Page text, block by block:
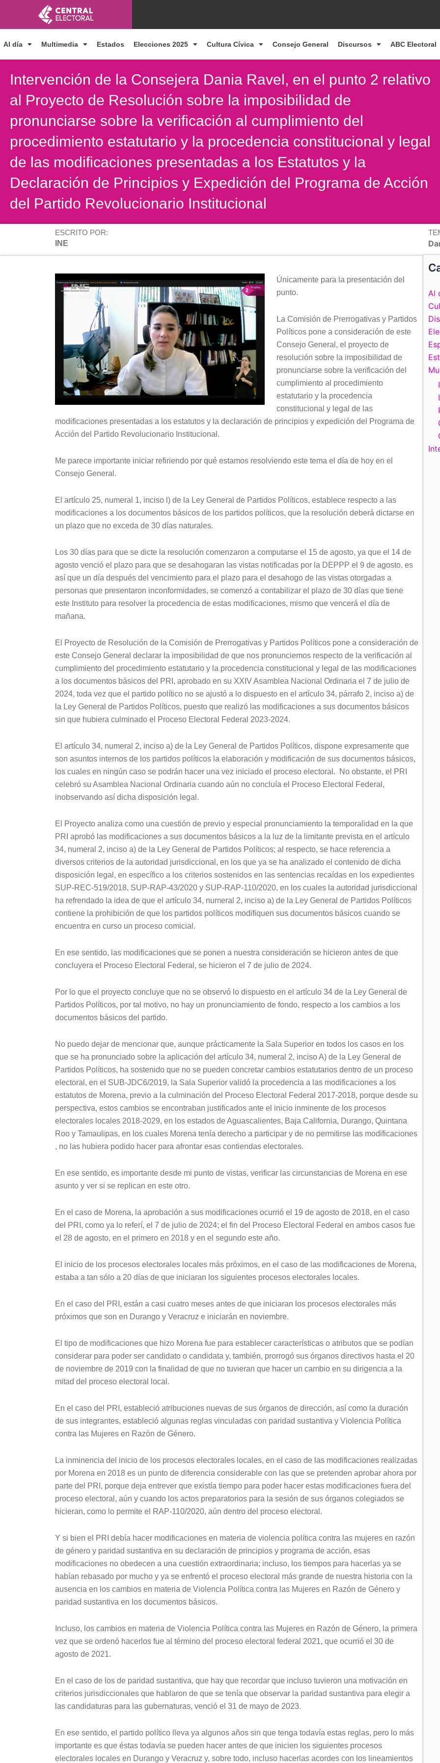
contenido
Al día Multimedia Estados Elecciones 2025 Cultura Cívica Consejo General Discursos ABC Electoral
Intervención de la Consejera Dania Ravel, en el punto 2 relativo
al Proyecto de Resolución sobre la imposibilidad de
pronunciarse sobre la verificación al cumplimiento del
procedimiento estatutario y la procedencia constitucional y legal
de las modificaciones presentadas a los Estatutos y la
Declaración de Principios y Expedición del Programa de Acción
del Partido Revolucionario Institucional
ESCRITO POR:
INE
Únicamente para la presentación del
punto.
La Comisión de Prerrogativas y Partidos
Políticos pone a consideración de este
Consejo General, el proyecto de
resolución sobre la imposibilidad de
pronunciarse sobre la verificación del
cumplimiento al procedimiento
estatutario y la procedencia
constitucional y legal de las
modificaciones presentadas a los estatutos y la declaración de principios y expedición del Programa de
Acción del Partido Revolucionario Institucional.
Me parece importante iniciar refiriendo por qué estamos resolviendo este tema el día de hoy en el
Consejo General.
El artículo 25, numeral 1, inciso l) de la Ley General de Partidos Políticos, establece respecto a las
modificaciones a los documentos básicos de los partidos políticos, que la resolución deberá dictarse en
un plazo que no exceda de 30 días naturales.
Los 30 días para que se dicte la resolución comenzaron a computarse el 15 de agosto, ya que el 14 de
agosto venció el plazo para que se desahogaran las vistas notificadas por la DEPPP el 9 de agosto, es
así que un día después del vencimiento para el plazo para el desahogo de las vistas otorgadas a
personas que presentaron inconformidades, se comenzó a contabilizar el plazo de 30 días que tiene
este Instituto para resolver la procedencia de estas modificaciones, mismo que vencerá el día de
mañana.
El Proyecto de Resolución de la Comisión de Prerrogativas y Partidos Políticos pone a consideración de
este Consejo General declarar la imposibilidad de que nos pronunciemos respecto de la verificación al
cumplimiento del procedimiento estatutario y la procedencia constitucional y legal de las modificaciones
a los documentos básicos del PRI, aprobado en su XXIV Asamblea Nacional Ordinaria el 7 de julio de
2024, toda vez que el partido político no se ajustó a lo dispuesto en el artículo 34, párrafo 2, inciso a) de
la Ley General de Partidos Políticos, puesto que realizó las modificaciones a sus documentos básicos
sin que hubiera culminado el Proceso Electoral Federal 2023-2024.
El artículo 34, numeral 2, inciso a) de la Ley General de Partidos Políticos, dispone expresamente que
son asuntos internos de los partidos políticos la elaboración y modificación de sus documentos básicos,
los cuales en ningún caso se podrán hacer una vez iniciado el proceso electoral. No obstante, el PRI
celebró su Asamblea Nacional Ordinaria cuando aún no concluía el Proceso Electoral Federal,
inobservando así dicha disposición legal.
El Proyecto analiza como una cuestión de previo y especial pronunciamiento la temporalidad en la que
PRI aprobó las modificaciones a sus documentos básicos a la luz de la limitante prevista en el artículo
34, numeral 2, inciso a) de la Ley General de Partidos Políticos; al respecto, se hace referencia a
diversos criterios de la autoridad jurisdiccional, en los que ya se ha analizado el contenido de dicha
disposición legal, en específico a los criterios sostenidos en las sentencias recaídas en los expedientes
SUP-REC-519/2018, SUP-RAP-43/2020 y SUP-RAP-110/2020, en los cuales la autoridad jurisdiccional
ha refrendado la idea de que el artículo 34, numeral 2, inciso a) de la Ley General de Partidos Políticos
contiene la prohibición de que los partidos políticos modifiquen sus documentos básicos cuando se
encuentra en curso un proceso comicial.
En ese sentido, las modificaciones que se ponen a nuestra consideración se hicieron antes de que
concluyera el Proceso Electoral Federal, se hicieron el 7 de julio de 2024.
Por lo que el proyecto concluye que no se observó lo dispuesto en el artículo 34 de la Ley General de
Partidos Políticos, por tal motivo, no hay un pronunciamiento de fondo, respecto a los cambios a los
documentos básicos del partido.
No puedo dejar de mencionar que, aunque prácticamente la Sala Superior en todos los casos en los
que se ha pronunciado sobre la aplicación del artículo 34, numeral 2, inciso A) de la Ley General de
Partidos Políticos, ha sostenido que no se pueden concretar cambios estatutarios dentro de un proceso
electoral, en el SUB-JDC6/2019, la Sala Superior validó la procedencia a las modificaciones a los
estatutos de Morena, previo a la culminación del Proceso Electoral Federal 2017-2018, porque desde su
perspectiva, estos cambios se encontraban justificados ante el inicio inminente de los procesos
electorales locales 2018-2029, en los estados de Aguascalientes, Baja California, Durango, Quintana
Roo y Tamaulipas, en los cuales Morena tenía derecho a participar y de no permitirse las modificaciones
, no las hubiera podido hacer para afrontar esas contiendas electorales.
En ese sentido, es importante desde mi punto de vistas, verificar las circunstancias de Morena en ese
asunto y ver si se replican en este otro.
En el caso de Morena, la aprobación a sus modificaciones ocurrió el 19 de agosto de 2018, en el caso
del PRI, como ya lo referí, el 7 de julio de 2024; el fin del Proceso Electoral Federal en ambos casos fue
el 28 de agosto, en el primero en 2018 y en el segundo este año.
El inicio de los procesos electorales locales más próximos, en el caso de las modificaciones de Morena,
estaba a tan sólo a 20 días de que iniciaran los siguientes procesos electorales locales.
En el caso del PRI, están a casi cuatro meses antes de que iniciaran los procesos electorales más
próximos que son en Durango y Veracruz e iniciarán en noviembre.
El tipo de modificaciones que hizo Morena fue para establecer características o atributos que se podían
considerar para poder ser candidato o candidata y, también, prorrogó sus órganos directivos hasta el 20
de noviembre de 2019 con la finalidad de que no tuvieran que hacer un cambio en su dirigencia a la
mitad del proceso electoral local.
En el caso del PRI, estableció atribuciones nuevas de sus órganos de dirección, así como la duración
de sus integrantes, estableció algunas reglas vinculadas con paridad sustantiva y Violencia Política
contra las Mujeres en Razón de Género.
La inminencia del inicio de los procesos electorales locales, en el caso de las modificaciones realizadas
por Morena en 2018 es un punto de diferencia considerable con las que se pretenden aprobar ahora por
parte del PRI, porque deja entrever que existía tiempo para poder hacer estas modificaciones fuera del
proceso electoral, aún y cuando los actos preparatorios para la sesión de sus órganos colegiados se
hicieran, como lo permite el RAP-110/2020, aún dentro del proceso electoral.
Y si bien el PRI debía hacer modificaciones en materia de violencia política contra las mujeres en razón
de género y paridad sustantiva en su declaración de principios y programa de acción, esas
modificaciones no obedecen a una cuestión extraordinaria; incluso, los tiempos para hacerlas ya se
habían rebasado por mucho y ya se enfrentó el proceso electoral más grande de nuestra historia con la
ausencia en los cambios en materia de Violencia Política contra las Mujeres en Razón de Género y
paridad sustantiva en los documentos básicos.
Incluso, los cambios en materia de Violencia Política contra las Mujeres en Razón de Género, la primera
vez que se ordenó hacerlos fue al término del proceso electoral federal 2021, que ocurrió el 30 de
agosto de 2021.
En el caso de los de paridad sustantiva, que hay que recordar que incluso tuvieron una motivación en
criterios jurisdiccionales que hablaron de que se tenía que observar la paridad sustantiva para elegir a
las candidaturas para las gubernaturas, venció el 31 de mayo de 2023.
En ese sentido, el partido político lleva ya algunos años sin que tenga todavía estas reglas, pero lo más
importante es que éstas todavía se pueden hacer antes de que inicien los siguientes procesos
electorales locales en Durango y Veracruz y, sobre todo, incluso hacerlas acordes con los lineamientos
Al